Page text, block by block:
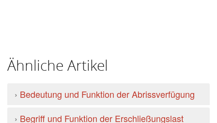
Ähnliche Artikel
› Bedeutung und Funktion der Abrissverfügung
› Begriff und Funktion der Erschließungslast